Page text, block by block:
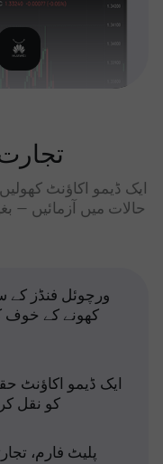
ایک ڈیمو اکاؤنٹ
حالات میں آزمائیں —
ورچوئل فنڈز کے
کھونے کے خوف
ایک ڈیمو اکاؤنٹ
کو نقل
پلیٹ فارم،